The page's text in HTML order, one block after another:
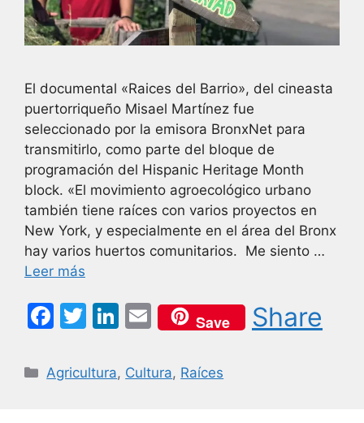
El documental «Raices del Barrio», del cineasta
puertorriqueño Misael Martínez fue
seleccionado por la emisora BronxNet para
transmitirlo, como parte del bloque de
programación del Hispanic Heritage Month
block. «El movimiento agroecológico urbano
también tiene raíces con varios proyectos en
New York, y especialmente en el área del Bronx
hay varios huertos comunitarios. Me siento …
Leer más
F
c
T
itt
Li
k
E
m
ai
Save Share
Categorías
Agricultura, Cultura, Raíces